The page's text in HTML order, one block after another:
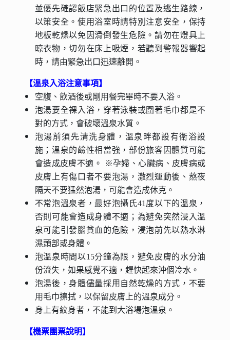
並優先確認飯店緊急出口的位置及逃生路線，
以策安全。使用浴室時請特別注意安全，保持
地板乾燥以免因滑倒發生危險。請勿在燈具上
晾衣物，切勿在床上吸煙，若聽到警報器響起
時，請由緊急出口迅速離開。
【溫泉入浴注意事項】
空腹、飲酒後或剛用餐完畢時不要入浴。
泡湯要全裸入浴，穿著泳裝或圍著毛巾都是不
對的方式，會破壞溫泉水質。
泡湯前須先清洗身體，溫泉畔都設有衛浴設
施；溫泉的鹼性相當強，部份旅客因體質可能
會造成皮膚不適。 ※孕婦、心臟病、皮膚病或
皮膚上有傷口者不要泡湯，激烈運動後、熬夜
隔天不要猛然泡湯，可能會造成休克。
不常泡溫泉者，最好泡攝氏41度以下的溫泉，
否則可能會造成身體不適；為避免突然浸入溫
泉可能引發腦貧血的危險，浸泡前先以熱水淋
濕頭部或身體。
泡溫泉時間以15分鐘為限，避免皮膚的水分油
份流失，如果感覺不適，趕快起來沖個冷水。
泡湯後，身體儘量採用自然乾燥的方式，不要
用毛巾擦拭，以保留皮膚上的溫泉成分。
身上有紋身者，不能到大浴場泡溫泉。
【機票團票說明】